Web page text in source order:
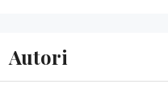
Autori